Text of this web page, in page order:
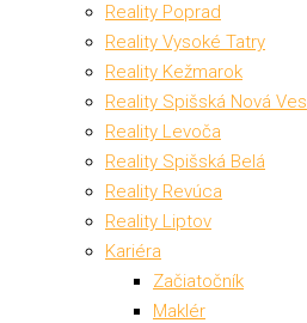
Reality Poprad
Reality Vysoké Tatry
Reality Kežmarok
Reality Spišská Nová Ves
Reality Levoča
Reality Spišská Belá
Reality Revúca
Reality Liptov
Kariéra
Začiatočník
Maklér